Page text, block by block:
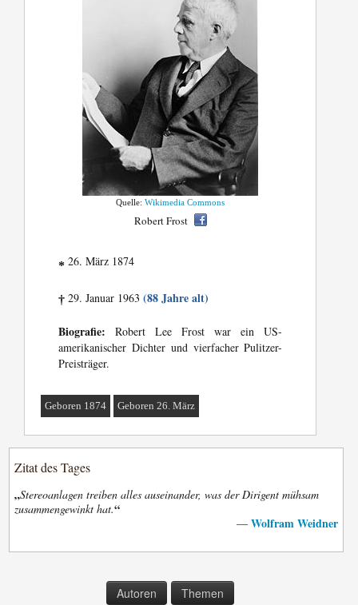
Quelle:Wikimedia Commons
Robert Frost
* 26. März 1874
† 29. Januar 1963(88 Jahre alt)
Biografie: Robert Lee Frost war ein US-
amerikanischer Dichter und vierfacher Pulitzer-
Preisträger.
Geboren 1874 Geboren 26. März
Zitat des Tages
„Stereoanlagen treiben alles auseinander, was der Dirigent mühsam
zusammengewinkt hat.“
— Wolfram Weidner
Autoren Themen